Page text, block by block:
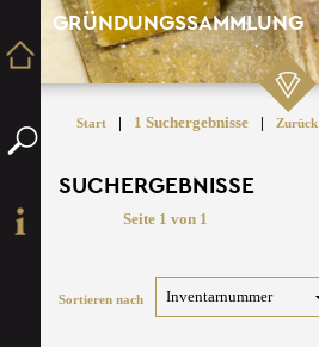
GRÜNDUNGSSAMMLUNG
Start | 1 Suchergebnisse | Zurück
SUCHERGEBNISSE
Seite 1 von 1
Sortieren nach